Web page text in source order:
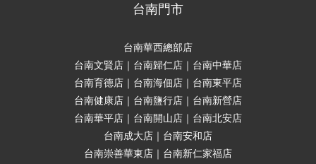
台南門市
台南華西總部店
台南文賢店｜台南歸仁店｜台南中華店
台南育德店｜台南海佃店｜台南東平店
台南健康店｜台南鹽行店｜台南新營店
台南華平店｜台南開山店｜台南北安店
台南成大店｜台南安和店
台南崇善華東店｜台南新仁家福店